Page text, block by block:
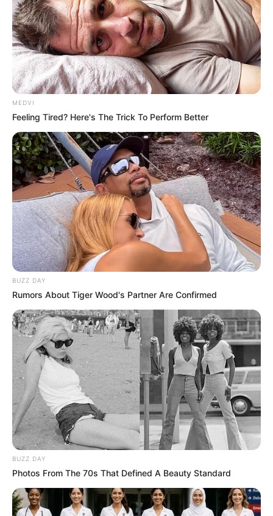
Pick A Ring And Nail Shape To Reveal Your
Darkest Secrets!
A Routine Dig Came To A Sudden Stop After This
Discovery
Buzz Day
How To Get An Erection Even After 60!
Medvi